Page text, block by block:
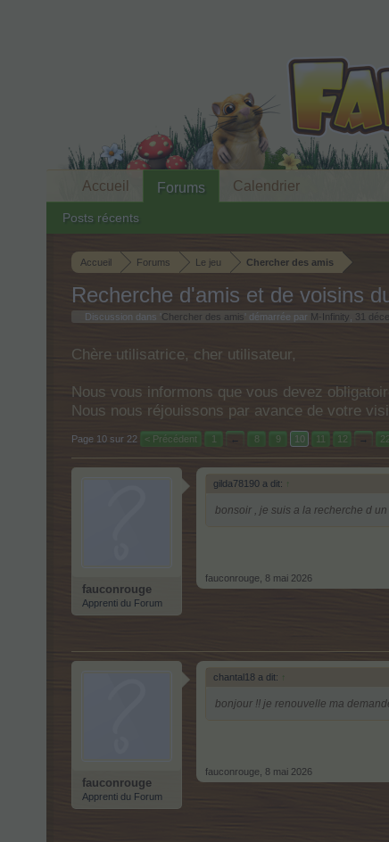
Accueil Forums Le jeu Chercher des amis
Recherche d'amis et de voisins
Discussion dans ' Chercher des amis ' démarrée par M-Infinity 31
Chère utilisatrice, cher utilisateur,
Nous vous informons que vous devez
Nous nous réjouissons par avance de votre
Page 10 sur 22 < Précédent 1 ← 8 9 10 11 12 → 22
fauconrouge
Apprenti du Forum
gilda78190 a dit: ↑
bonsoir , je suis a la recherche d
fauconrouge 8 mai 2026
fauconrouge
Apprenti du Forum
chantal18 a dit: ↑
bonjour !! je renouvelle ma
fauconrouge 8 mai 2026
Accueil Forums
Posts récents
Calendrier